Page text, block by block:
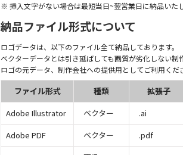
※ 挿入文字がない場合は最短当日~翌営業日に納品いたし
納品ファイル形式について
ロゴデータは、以下のファイル全て納品しております。
ベクターデータとは引き延ばしても画質が劣化しない制
ロゴの元データ、制作会社への提供用としてご利用くだ
ファイル形式 種類
拡張子
Adobe Illustrator
ベクター
.ai
Adobe PDF
ベクター
.pdf